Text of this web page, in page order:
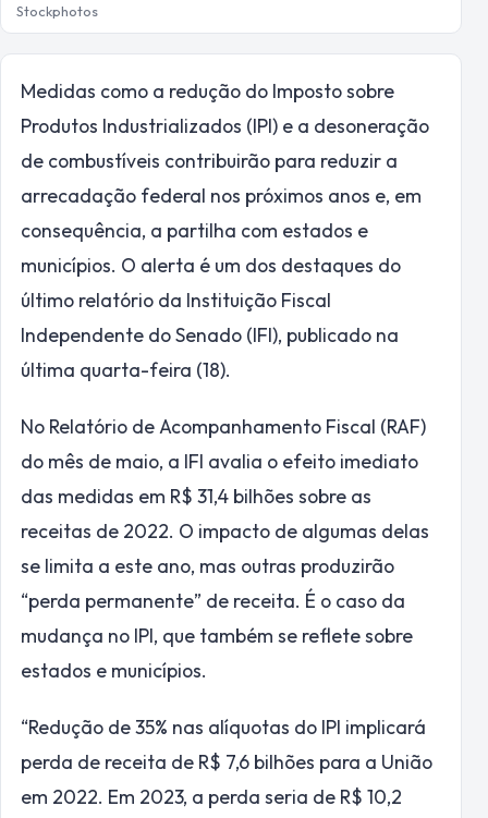
Stockphotos
Medidas como a redução do Imposto sobre
Produtos Industrializados (IPI) e a desoneração
de combustíveis contribuirão para reduzir a
arrecadação federal nos próximos anos e, em
consequência, a partilha com estados e
municípios. O alerta é um dos destaques do
último relatório da Instituição Fiscal
Independente do Senado (IFI), publicado na
última quarta-feira (18).
No Relatório de Acompanhamento Fiscal (RAF)
do mês de maio, a IFI avalia o efeito imediato
das medidas em R$ 31,4 bilhões sobre as
receitas de 2022. O impacto de algumas delas
se limita a este ano, mas outras produzirão
“perda permanente” de receita. É o caso da
mudança no IPI, que também se reflete sobre
estados e municípios.
“Redução de 35% nas alíquotas do IPI implicará
perda de receita de R$ 7,6 bilhões para a União
em 2022. Em 2023, a perda seria de R$ 10,2